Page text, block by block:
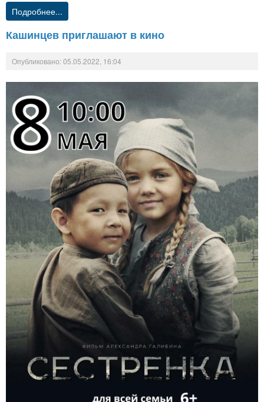
Подробнее...
Кашинцев приглашают в кино
Опубликовано: 05.05.2022, 16:04